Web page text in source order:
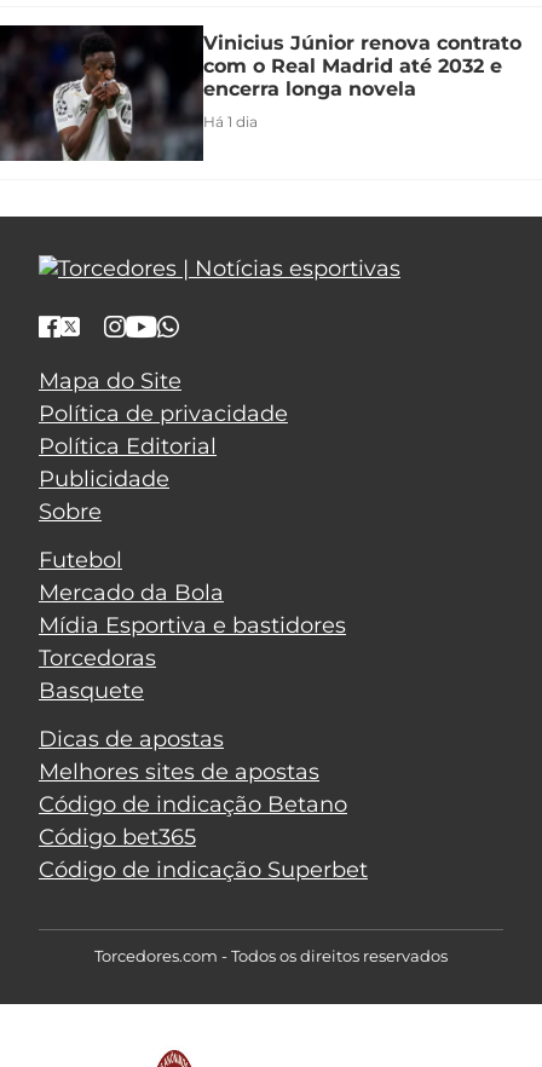
Vinicius Júnior renova contrato
com o Real Madrid até 2032 e
encerra longa novela
Há 1 dia
Mapa do Site
Política de privacidade
Política Editorial
Publicidade
Sobre
Futebol
Mercado da Bola
Mídia Esportiva e bastidores
Torcedoras
Basquete
Dicas de apostas
Melhores sites de apostas
Código de indicação Betano
Código bet365
Código de indicação Superbet
Torcedores.com - Todos os direitos reservados